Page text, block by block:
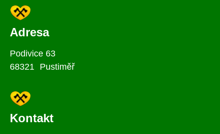
Adresa
Podivice 63
68321 Pustiměř
Kontakt